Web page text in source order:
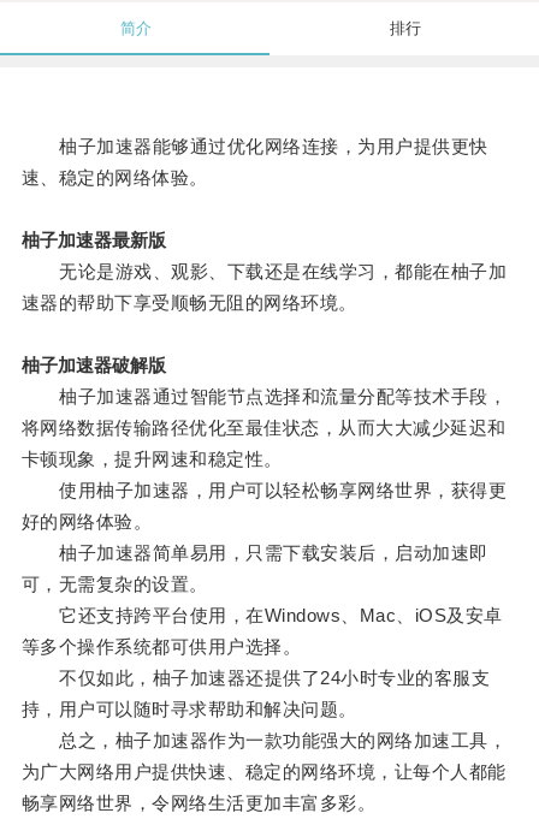
简介 排行
柚子加速器能够通过优化网络连接，为用户提供更快
速、稳定的网络体验。
柚子加速器最新版
无论是游戏、观影、下载还是在线学习，都能在柚子加
速器的帮助下享受顺畅无阻的网络环境。
柚子加速器破解版
柚子加速器通过智能节点选择和流量分配等技术手段，
将网络数据传输路径优化至最佳状态，从而大大减少延迟和
卡顿现象，提升网速和稳定性。
使用柚子加速器，用户可以轻松畅享网络世界，获得更
好的网络体验。
柚子加速器简单易用，只需下载安装后，启动加速即
可，无需复杂的设置。
它还支持跨平台使用，在Windows、Mac、iOS及安卓
等多个操作系统都可供用户选择。
不仅如此，柚子加速器还提供了24小时专业的客服支
持，用户可以随时寻求帮助和解决问题。
总之，柚子加速器作为一款功能强大的网络加速工具，
为广大网络用户提供快速、稳定的网络环境，让每个人都能
畅享网络世界，令网络生活更加丰富多彩。